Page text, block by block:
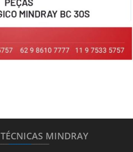
MINDRAY
________________